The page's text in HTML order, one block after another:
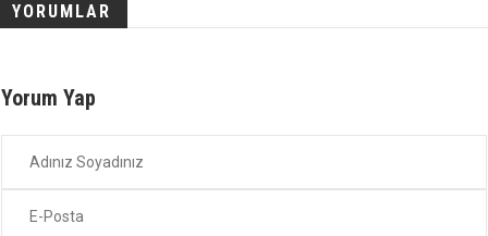
YORUMLAR
Yorum Yap